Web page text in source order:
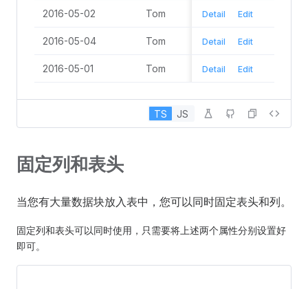
2016-05-06
2016-05-02 Tom California
Detail Edit
2016-05-04 Tom California
Detail Edit
2016-05-01 Tom California
Detail Edit
TS JS
固定列和表头
当您有大量数据块放入表中，您可以同时固定表头和列。
固定列和表头可以同时使用，只需要将上述两个属性分别设置好
即可。